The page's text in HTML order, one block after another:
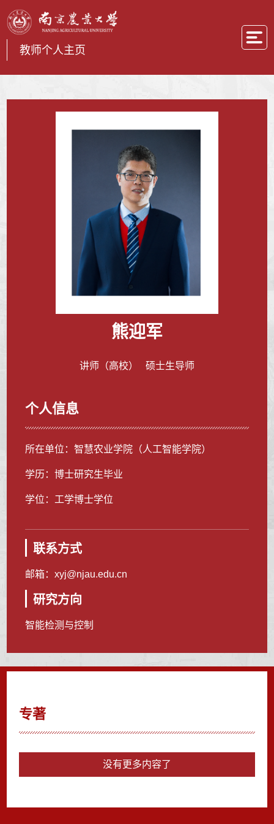
教师个人主页
熊迎军
讲师（高校） 硕士生导师
个人信息
所在单位：智慧农业学院（人工智能学院）
学历：博士研究生毕业
学位：工学博士学位
联系方式
邮箱：xyj@njau.edu.cn
研究方向
智能检测与控制
专著
没有更多内容了